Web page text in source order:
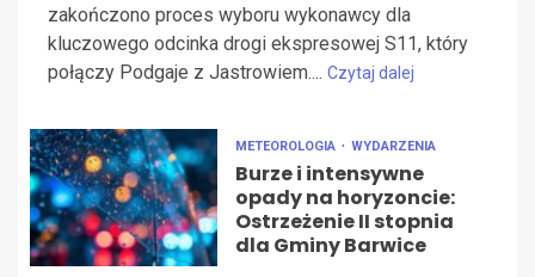
zakończono proces wyboru wykonawcy dla
kluczowego odcinka drogi ekspresowej S11, który
połączy Podgaje z Jastrowiem.... Czytaj dalej
METEOROLOGIA WYDARZENIA
Burze i intensywne
opady na horyzoncie:
Ostrzeżenie II stopnia
dla Gminy Barwice